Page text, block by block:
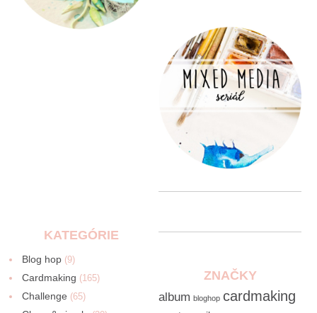
KATEGÓRIE
Blog hop (9)
Cardmaking (165)
Challenge (65)
ZNAČKY
album bloghop cardmaking